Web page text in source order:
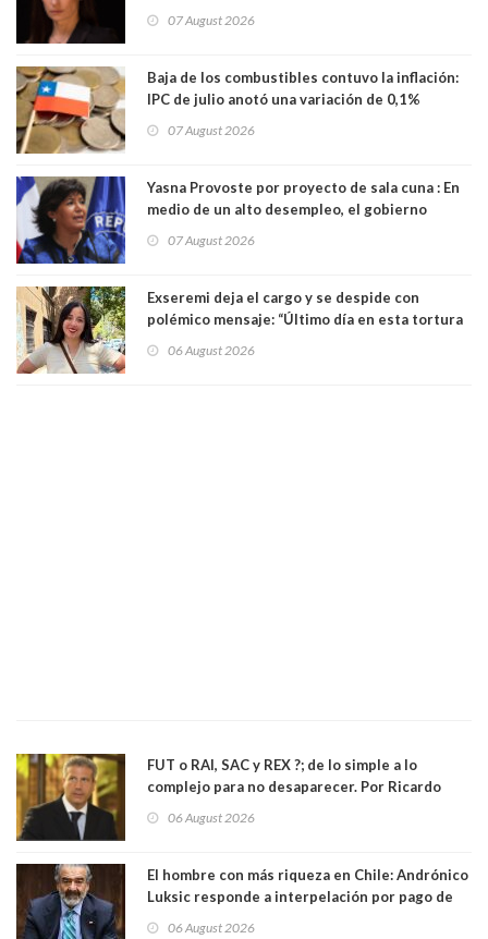
07 August 2026
Baja de los combustibles contuvo la inflación:
IPC de julio anotó una variación de 0,1%
07 August 2026
Yasna Provoste por proyecto de sala cuna : En
medio de un alto desempleo, el gobierno
07 August 2026
Exseremi deja el cargo y se despide con
polémico mensaje: “Último día en esta tortura
06 August 2026
FUT o RAI, SAC y REX ?; de lo simple a lo
complejo para no desaparecer. Por Ricardo
06 August 2026
El hombre con más riqueza en Chile: Andrónico
Luksic responde a interpelación por pago de
06 August 2026